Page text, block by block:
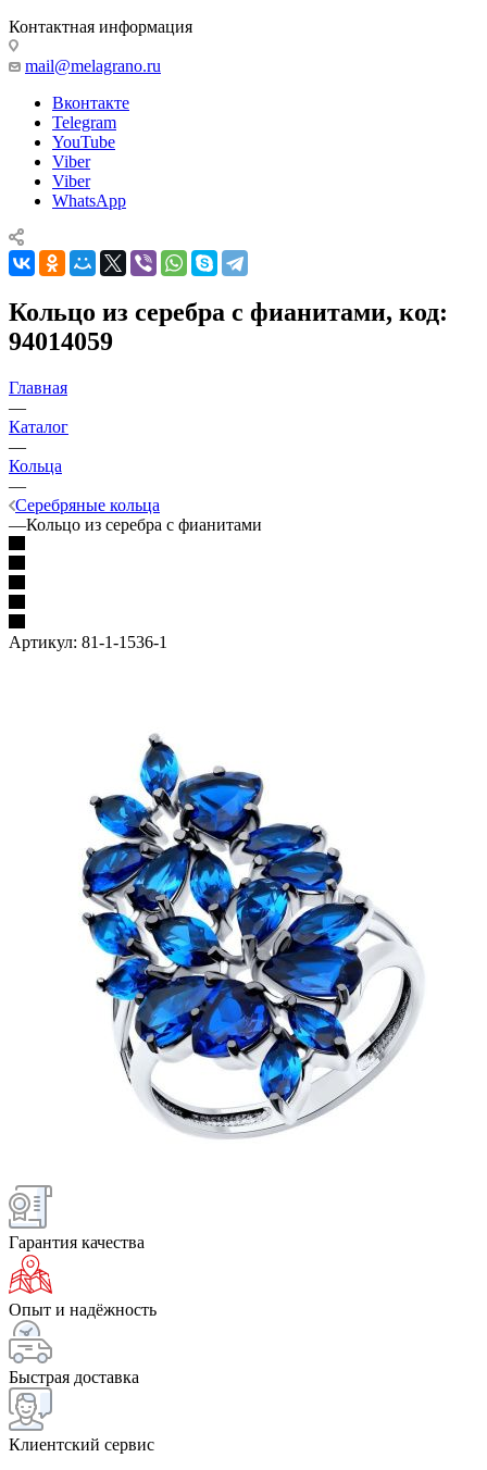
Контактная информация
mail@melagrano.ru
Вконтакте
Telegram
YouTube
Viber
Viber
WhatsApp
Кольцо из серебра с фианитами, код:
94014059
Главная
—
Каталог
—
Кольца
—
Серебряные кольца
—Кольцо из серебра с фианитами
Артикул: 81-1-1536-1
Гарантия качества
Опыт и надёжность
Быстрая доставка
Клиентский сервис